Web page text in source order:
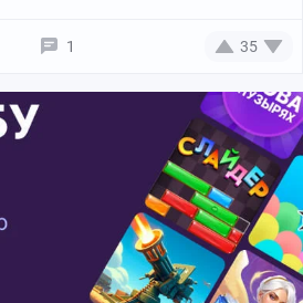
1 35